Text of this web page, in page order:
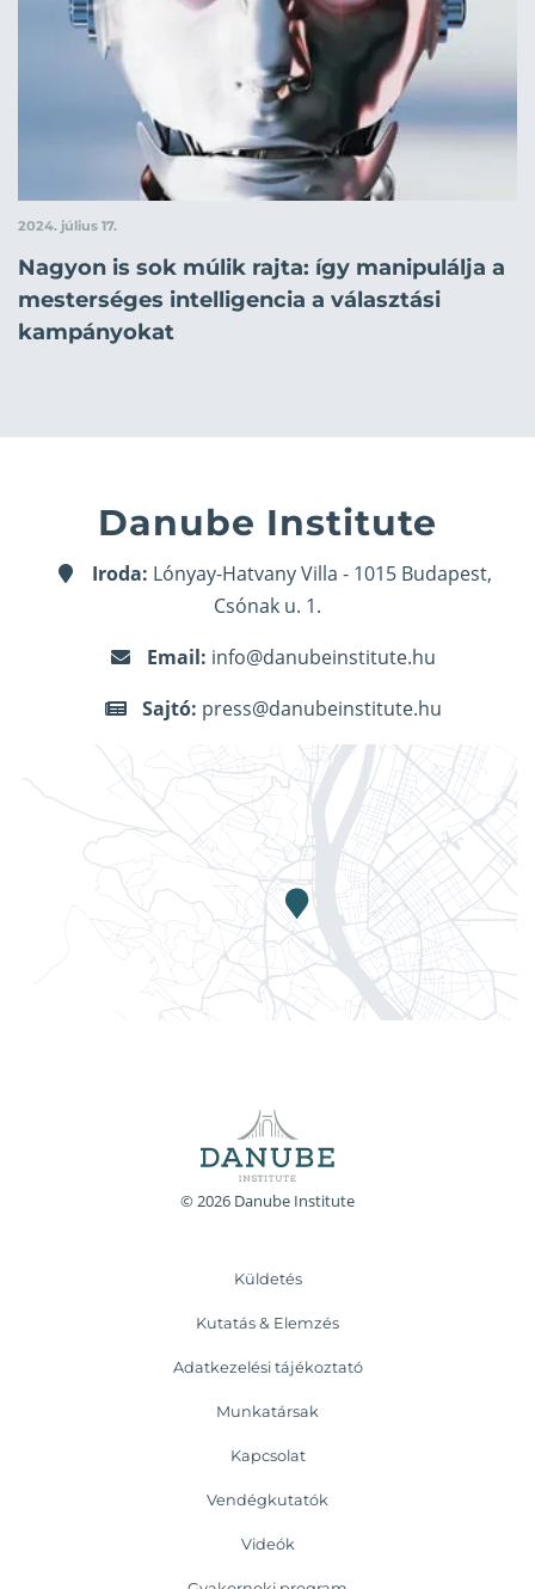
2024. július 17.
Nagyon is sok múlik rajta: így manipulálja a
mesterséges intelligencia a választási
kampányokat
Danube Institute
Iroda: Lónyay-Hatvany Villa - 1015 Budapest,
Csónak u. 1.
Email: info@danubeinstitute.hu
Sajtó: press@danubeinstitute.hu
© 2026 Danube Institute
Küldetés
Kutatás & Elemzés
Adatkezelési tájékoztató
Munkatársak
Kapcsolat
Vendégkutatók
Videók